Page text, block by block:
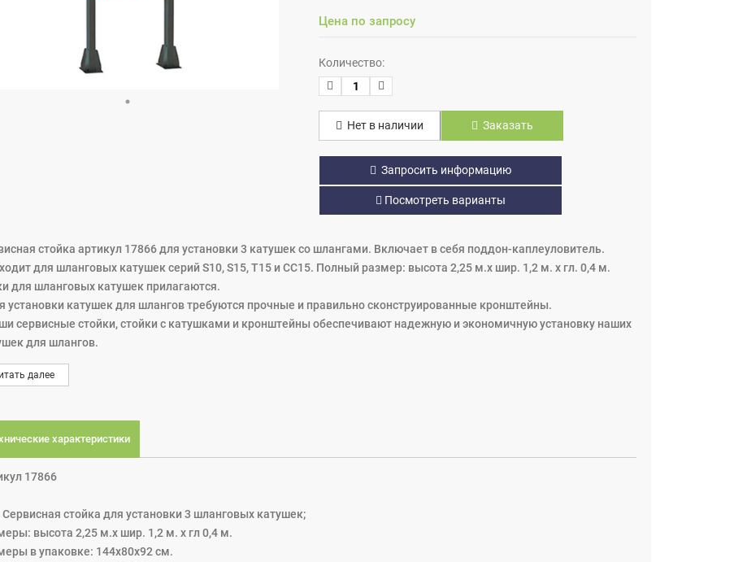
Цена по запросу
Количество:
Нет в наличии Заказать
Запросить информацию
Посмотреть варианты
стойка артикул 17866 для установки 3 катушек со шлангами. Включает в себя поддон-каплеуловитель.
для шланговых катушек серий S10, S15, T15 и СС15. Полный размер: высота 2,25 м.x шир. 1,2 м. x гл. 0,4 м.
для шланговых катушек прилагаются.
установки катушек для шлангов требуются прочные и правильно сконструированные кронштейны.
сервисные стойки, стойки с катушками и кронштейны обеспечивают надежную и экономичную установку наших
для шлангов.
модели являются прочными конструкциями и очень легко монтируются.
далее
характеристики
17866
Сервисная стойка для установки 3 шланговых катушек;
высота 2,25 м.x шир. 1,2 м. x гл 0,4 м.
в упаковке: 144х80х92 см.